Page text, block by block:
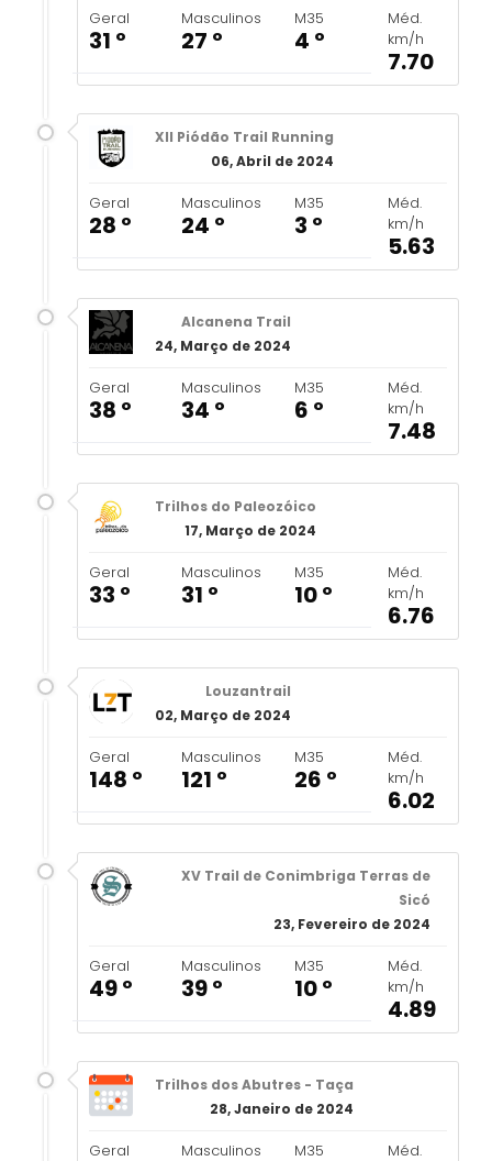
Geral
31 º
Masculinos
27 º
M35
4 º
Méd.
km/h
7.70
XII Piódão Trail Running
06, Abril de 2024
Geral
28 º
Masculinos
24 º
M35
3 º
Méd.
km/h
5.63
Alcanena Trail
24, Março de 2024
Geral
38 º
Masculinos
34 º
M35
6 º
Méd.
km/h
7.48
Trilhos do Paleozóico
17, Março de 2024
Geral
33 º
Masculinos
31 º
M35
10 º
Méd.
km/h
6.76
Louzantrail
02, Março de 2024
Geral
148 º
Masculinos
121 º
M35
26 º
Méd.
km/h
6.02
XV Trail de Conimbriga Terras de
Sicó
23, Fevereiro de 2024
Geral
49 º
Masculinos
39 º
M35
10 º
Méd.
km/h
4.89
Trilhos dos Abutres - Taça
28, Janeiro de 2024
Geral Masculinos M35 Méd.